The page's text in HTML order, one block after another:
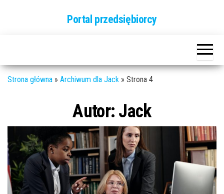
Portal przedsiębiorcy
Strona główna » Archiwum dla Jack » Strona 4
Autor: Jack